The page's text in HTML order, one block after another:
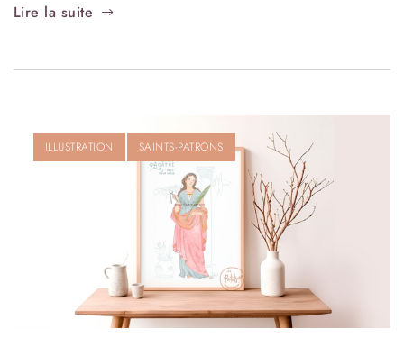
Lire la suite
ILLUSTRATION SAINTS-PATRONS